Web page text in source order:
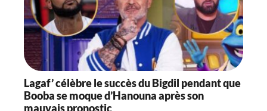
Lagaf’ célèbre le succès du Bigdil pendant que
Booba se moque d’Hanouna après son
mauvais pronostic